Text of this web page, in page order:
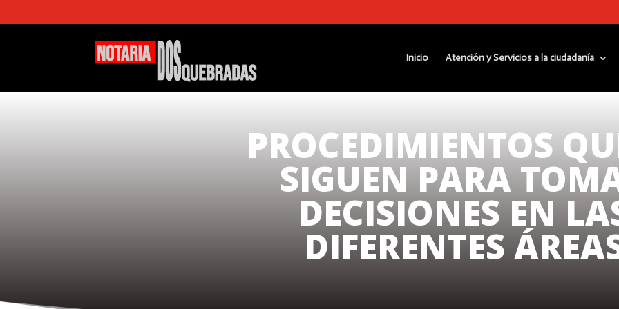
Inicio Atención y Servicios a la ciudadanía
PROCEDIMIENTOS
SIGUEN PARA
DECISIONES EN
DIFERENTES